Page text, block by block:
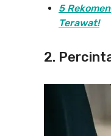
5
Terawat!
2.